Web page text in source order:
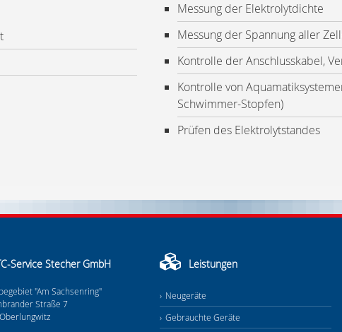
Messung der Elektrolytdichte
Messung der Spannung aller
Kontrolle der Anschlusskabel,
Kontrolle von
Schwimmer-Stopfen)
Prüfen des Elektrolytstandes
Service Stecher GmbH
"Am Sachsenring"
Straße 7
Leistungen
Neugeräte
Gebrauchte Geräte